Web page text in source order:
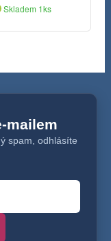
Skladem 1ks
mailem
spam, odhlásíte